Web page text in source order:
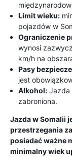
Limit wieku:
pojazdów w
Ograniczenie
wynosi
km/h na
Pasy
jest
Alkohol: Jazda
zabroniona.
Jazda w Somalii
przestrzegania
posiadać ważne
minimalny wiek